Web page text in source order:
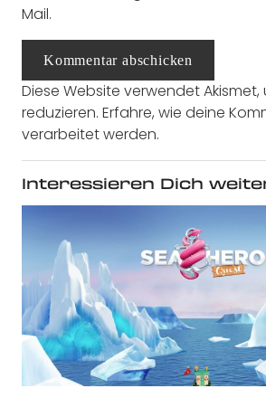
Mail.
Kommentar abschicken
Diese Website verwendet Akismet,
reduzieren. Erfahre, wie deine
verarbeitet werden.
Interessieren Dich